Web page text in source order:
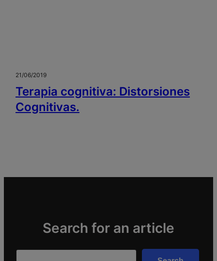
21/06/2019
Terapia cognitiva: Distorsiones
Cognitivas.
Search for an article